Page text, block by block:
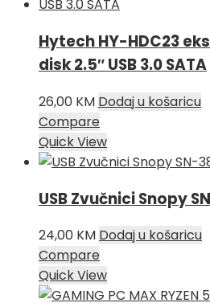
Hytech HY-HDC23
disk 2.5″ USB 3.0 SATA
26,00 KM Dodaj u košaricu
Compare
Quick View
USB Zvučnici Snopy
24,00 KM Dodaj u košaricu
Compare
Quick View